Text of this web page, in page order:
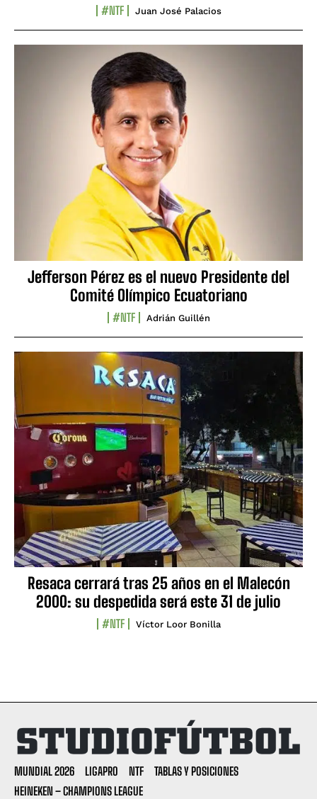
#NTF Juan José Palacios
Jefferson Pérez es el nuevo Presidente del
Comité Olímpico Ecuatoriano
#NTF Adrián Guillén
Resaca cerrará tras 25 años en el Malecón
2000: su despedida será este 31 de julio
#NTF Víctor Loor Bonilla
MUNDIAL 2026 LIGAPRO NTF
TABLAS Y POSICIONES
HEINEKEN – CHAMPIONS LEAGUE